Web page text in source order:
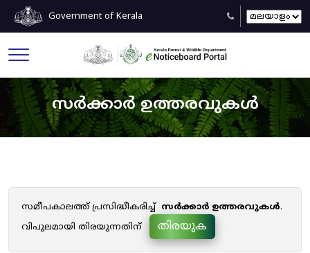
Government of Kerala
സർക്കാർ ഉത്തരവുകൾ
സമീപകാലത്ത് പ്രസിദ്ധീകരിച്ച് സർക്കാർ ഉത്തരവുകൾ.
വിപുലമായി തിരയുന്നതിന്
തിരയുക